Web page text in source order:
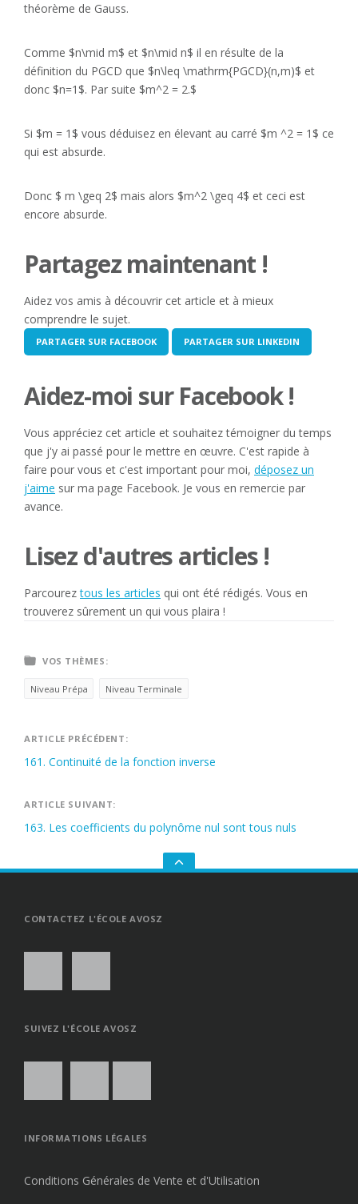
théorème de Gauss.
Comme $n\mid m$ et $n\mid n$ il en résulte de la
définition du PGCD que $n\leq \mathrm{PGCD}(n,m)$ et
donc $n=1$. Par suite $m^2 = 2.$
Si $m = 1$ vous déduisez en élevant au carré $m ^2 = 1$ ce
qui est absurde.
Donc $ m \geq 2$ mais alors $m^2 \geq 4$ et ceci est
encore absurde.
Partagez maintenant !
Aidez vos amis à découvrir cet article et à mieux
comprendre le sujet.
PARTAGER SUR FACEBOOK PARTAGER SUR LINKEDIN
Aidez-moi sur Facebook !
Vous appréciez cet article et souhaitez témoigner du temps
que j'y ai passé pour le mettre en œuvre. C'est rapide à
faire pour vous et c'est important pour moi, déposez un
j'aime sur ma page Facebook. Je vous en remercie par
avance.
Lisez d'autres articles !
Parcoureztous les articles qui ont été rédigés. Vous en
trouverez sûrement un qui vous plaira !
VOS THÈMES:
Niveau Prépa Niveau Terminale
Navigation
de
l’article
ARTICLE PRÉCÉDENT:
161. Continuité de la fonction inverse
ARTICLE SUIVANT:
163. Les coefficients du polynôme nul sont tous nuls
GO
CONTACTEZ L'ÉCOLE AVOSZ
SUIVEZ L'ÉCOLE AVOSZ
INFORMATIONS LÉGALES
Conditions Générales de Vente et d'Utilisation